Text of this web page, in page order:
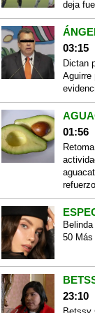
deja
03:15
Dictan
Aguirre
01:56
50 Más
23:10